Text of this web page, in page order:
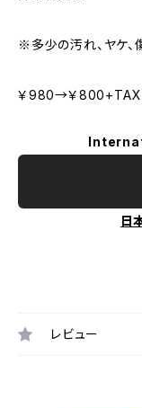
※多少の汚れ、ヤケ、
￥980→￥800+TAX
日
レビュー